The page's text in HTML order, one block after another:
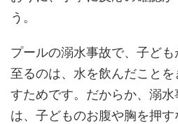
う。
プールの溺水事故で、子ど
至るのは、水を飲んだことを
すためです。だからか、溺水
は、子どものお腹や胸を押